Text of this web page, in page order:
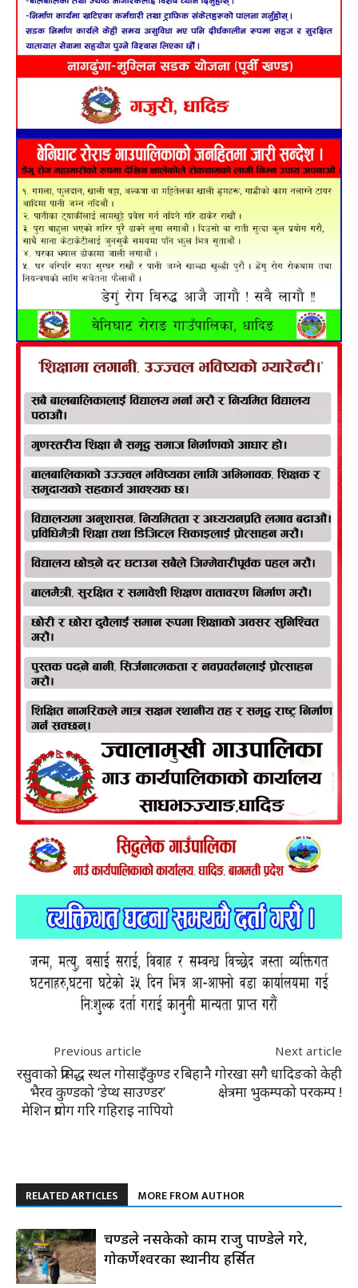
Previous article
रसुवाको प्रसिद्ध स्थल गोसाइँकुण्ड र
भैरव कुण्डको ‘डेप्थ साउण्डर’
मेशिन प्रयोग गरि गहिराइ नापियो
Next article
बिहानै गोरखा सगै धादिङको केही
क्षेत्रमा भुकम्पको परकम्प !
RELATED ARTICLES MORE FROM AUTHOR
प्रचण्डले नसकेको काम राजु पाण्डेले गरे,
गोकर्णेश्वरका स्थानीय हर्सित